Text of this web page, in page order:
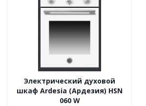
Электрический духовой
шкаф Ardesia (Ардезия) HSN
060 W